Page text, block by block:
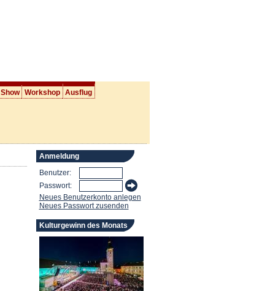
Show Workshop Ausflug
Anmeldung
Benutzer:
Passwort:
Neues Benutzerkonto anlegen
Neues Passwort zusenden
Kulturgewinn des Monats